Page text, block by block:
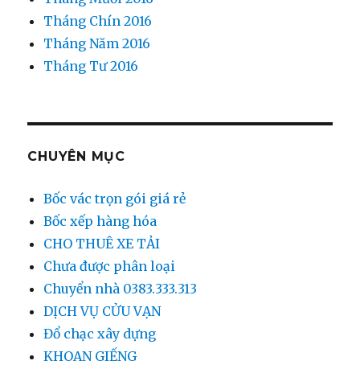
Tháng Chín 2016
Tháng Năm 2016
Tháng Tư 2016
CHUYÊN MỤC
Bốc vác trọn gói giá rẻ
Bốc xếp hàng hóa
CHO THUÊ XE TẢI
Chưa được phân loại
Chuyển nhà 0383.333.313
DỊCH VỤ CỬU VẠN
Đổ chạc xây dựng
KHOAN GIẾNG